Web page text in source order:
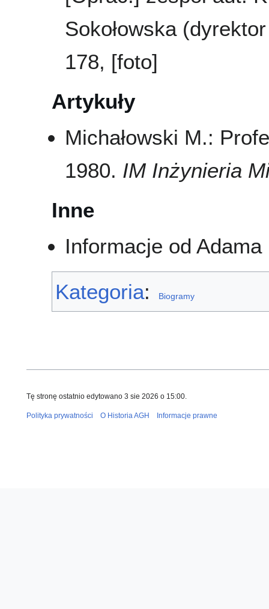
Sokołowska
178, [foto]
Artykuły
Michałowski M.:
1980. IM Inżynieria
Inne
Informacje od
Kategoria: Biogramy
Tę stronę ostatnio edytowano 3 sie 2026 o 15:00.
Polityka prywatności O Historia AGH Informacje prawne